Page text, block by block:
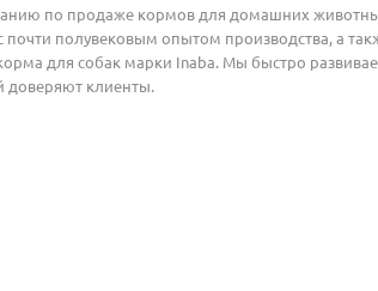
по продаже кормов для домашних
полувековым опытом производства, а
для собак марки Inaba. Мы быстро
доверяют клиенты.